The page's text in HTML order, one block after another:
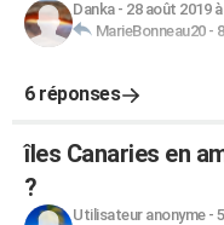
Danka- 28 août 2019 à
MarieBonneau20-
6 réponses
îles Canaries en
?
Utilisateur anonyme-